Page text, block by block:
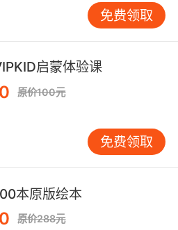
学科学习
至多领域知识。生物学视
（光合作
腐坏的）"串联起食物生
（通胀）"常以食品
的STEAM课程曾设
，学员在标注披萨（意大
）地理分布时，同步掌
）""seasoning（调味
家Swales的研究表明，掌
of contention（争议焦
者级别的表达能力。
免费领取
启蒙体验课
原价100元
免费领取
本原版绘本
原价288元